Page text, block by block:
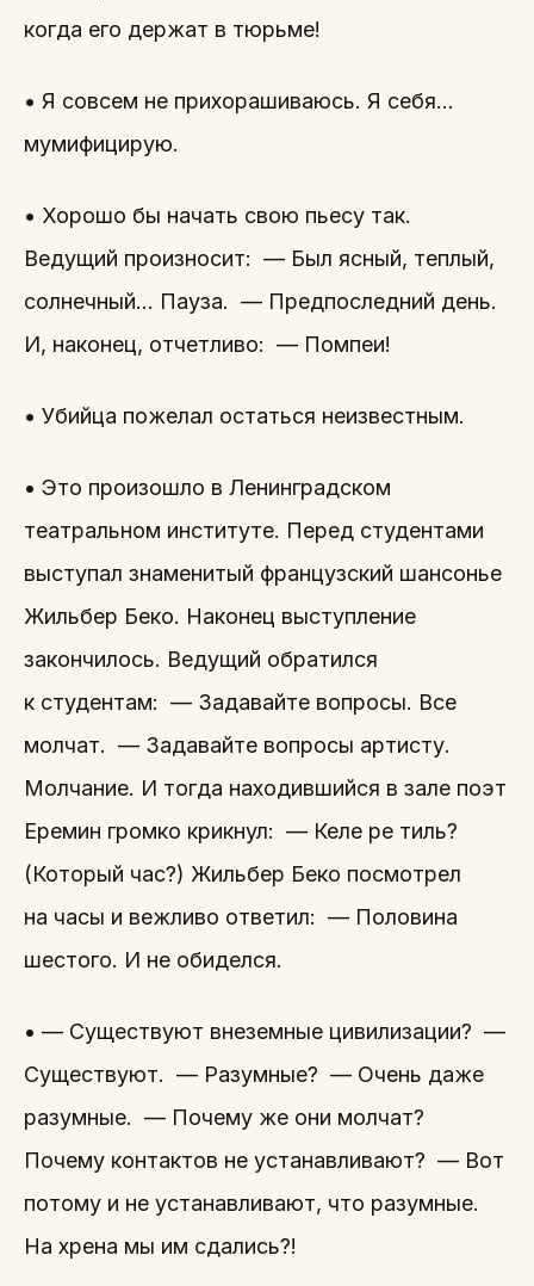
когда его держат в тюрьме!
• Я совсем не прихорашиваюсь. Я себя…
мумифицирую.
• Хорошо бы начать свою пьесу так.
Ведущий произносит: — Был ясный, теплый,
солнечный… Пауза. — Предпоследний день.
И, наконец, отчетливо: — Помпеи!
• Убийца пожелал остаться неизвестным.
• Это произошло в Ленинградском
театральном институте. Перед студентами
выступал знаменитый французский шансонье
Жильбер Беко. Наконец выступление
закончилось. Ведущий обратился
к студентам: — Задавайте вопросы. Все
молчат. — Задавайте вопросы артисту.
Молчание. И тогда находившийся в зале поэт
Еремин громко крикнул: — Келе ре тиль?
(Который час?) Жильбер Беко посмотрел
на часы и вежливо ответил: — Половина
шестого. И не обиделся.
• — Существуют внеземные цивилизации? —
Существуют. — Разумные? — Очень даже
разумные. — Почему же они молчат?
Почему контактов не устанавливают? — Вот
потому и не устанавливают, что разумные.
На хрена мы им сдались?!